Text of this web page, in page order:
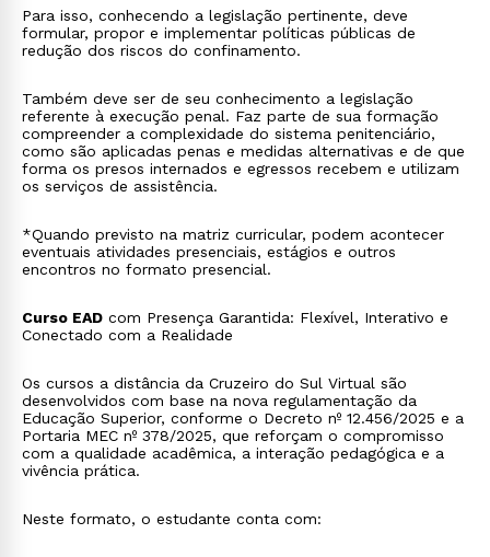
Para isso, conhecendo a legislação pertinente, deve
formular, propor e implementar políticas públicas de
redução dos riscos do confinamento.
Também deve ser de seu conhecimento a legislação
referente à execução penal. Faz parte de sua formação
compreender a complexidade do sistema penitenciário,
como são aplicadas penas e medidas alternativas e de que
forma os presos internados e egressos recebem e utilizam
os serviços de assistência.
*Quando previsto na matriz curricular, podem acontecer
eventuais atividades presenciais, estágios e outros
encontros no formato presencial.
Curso EAD com Presença Garantida: Flexível, Interativo e
Conectado com a Realidade
Os cursos a distância da Cruzeiro do Sul Virtual são
desenvolvidos com base na nova regulamentação da
Educação Superior, conforme o Decreto nº 12.456/2025 e a
Portaria MEC nº 378/2025, que reforçam o compromisso
com a qualidade acadêmica, a interação pedagógica e a
vivência prática.
Neste formato, o estudante conta com: